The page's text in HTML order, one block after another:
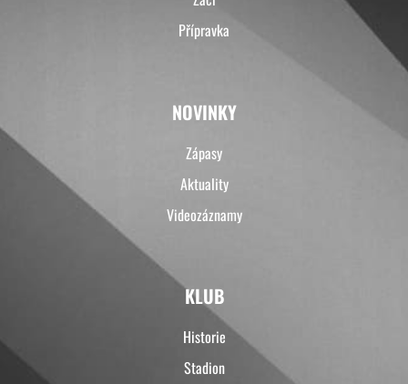
Přípravka
NOVINKY
Zápasy
Aktuality
Videozáznamy
KLUB
Historie
Stadion